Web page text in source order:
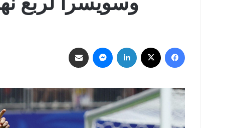
فيسبوك لينكدإن ماسنجر